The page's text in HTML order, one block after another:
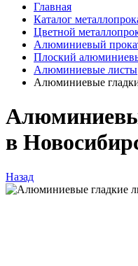
Главная
Каталог
Цветной
Алюминиевый
Плоский
Алюминиевые листы
Алюминиевые
в
Назад